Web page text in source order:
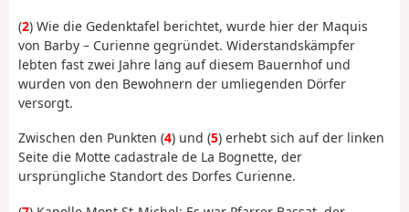
(2) Wie die Gedenktafel berichtet, wurde hier der Maquis
von Barby – Curienne gegründet. Widerstandskämpfer
lebten fast zwei Jahre lang auf diesem Bauernhof und
wurden von den Bewohnern der umliegenden Dörfer
versorgt.
Zwischen den Punkten (4) und (5) erhebt sich auf der linken
Seite die Motte cadastrale de La Bognette, der
ursprüngliche Standort des Dorfes Curienne.